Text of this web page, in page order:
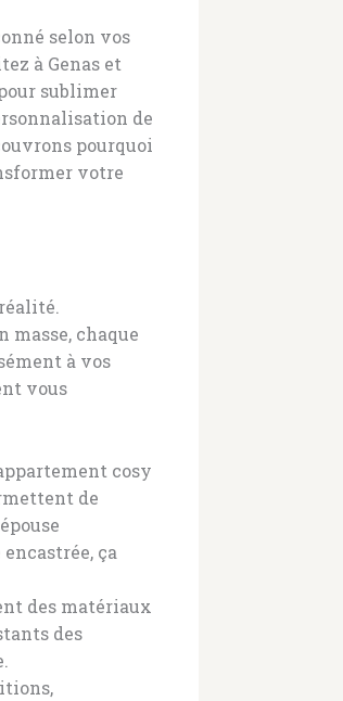
selon vos
à Genas et
sublimer
de
pourquoi
votre
masse, chaque
à vos
vous
cosy
de
ça
des matériaux
des